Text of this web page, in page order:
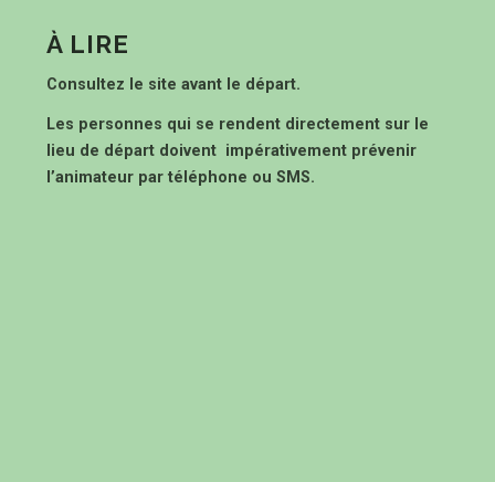
À LIRE
Consultez le site avant le départ.
Les personnes qui se rendent directement sur le
lieu de départ doivent impérativement prévenir
l’animateur par téléphone ou SMS.